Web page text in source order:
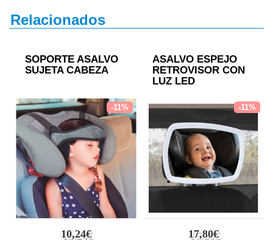
Relacionados
SOPORTE ASALVO
SUJETA CABEZA
-11%
10,24€
ASALVO ESPEJO
RETROVISOR CON
LUZ LED
-11%
17,80€